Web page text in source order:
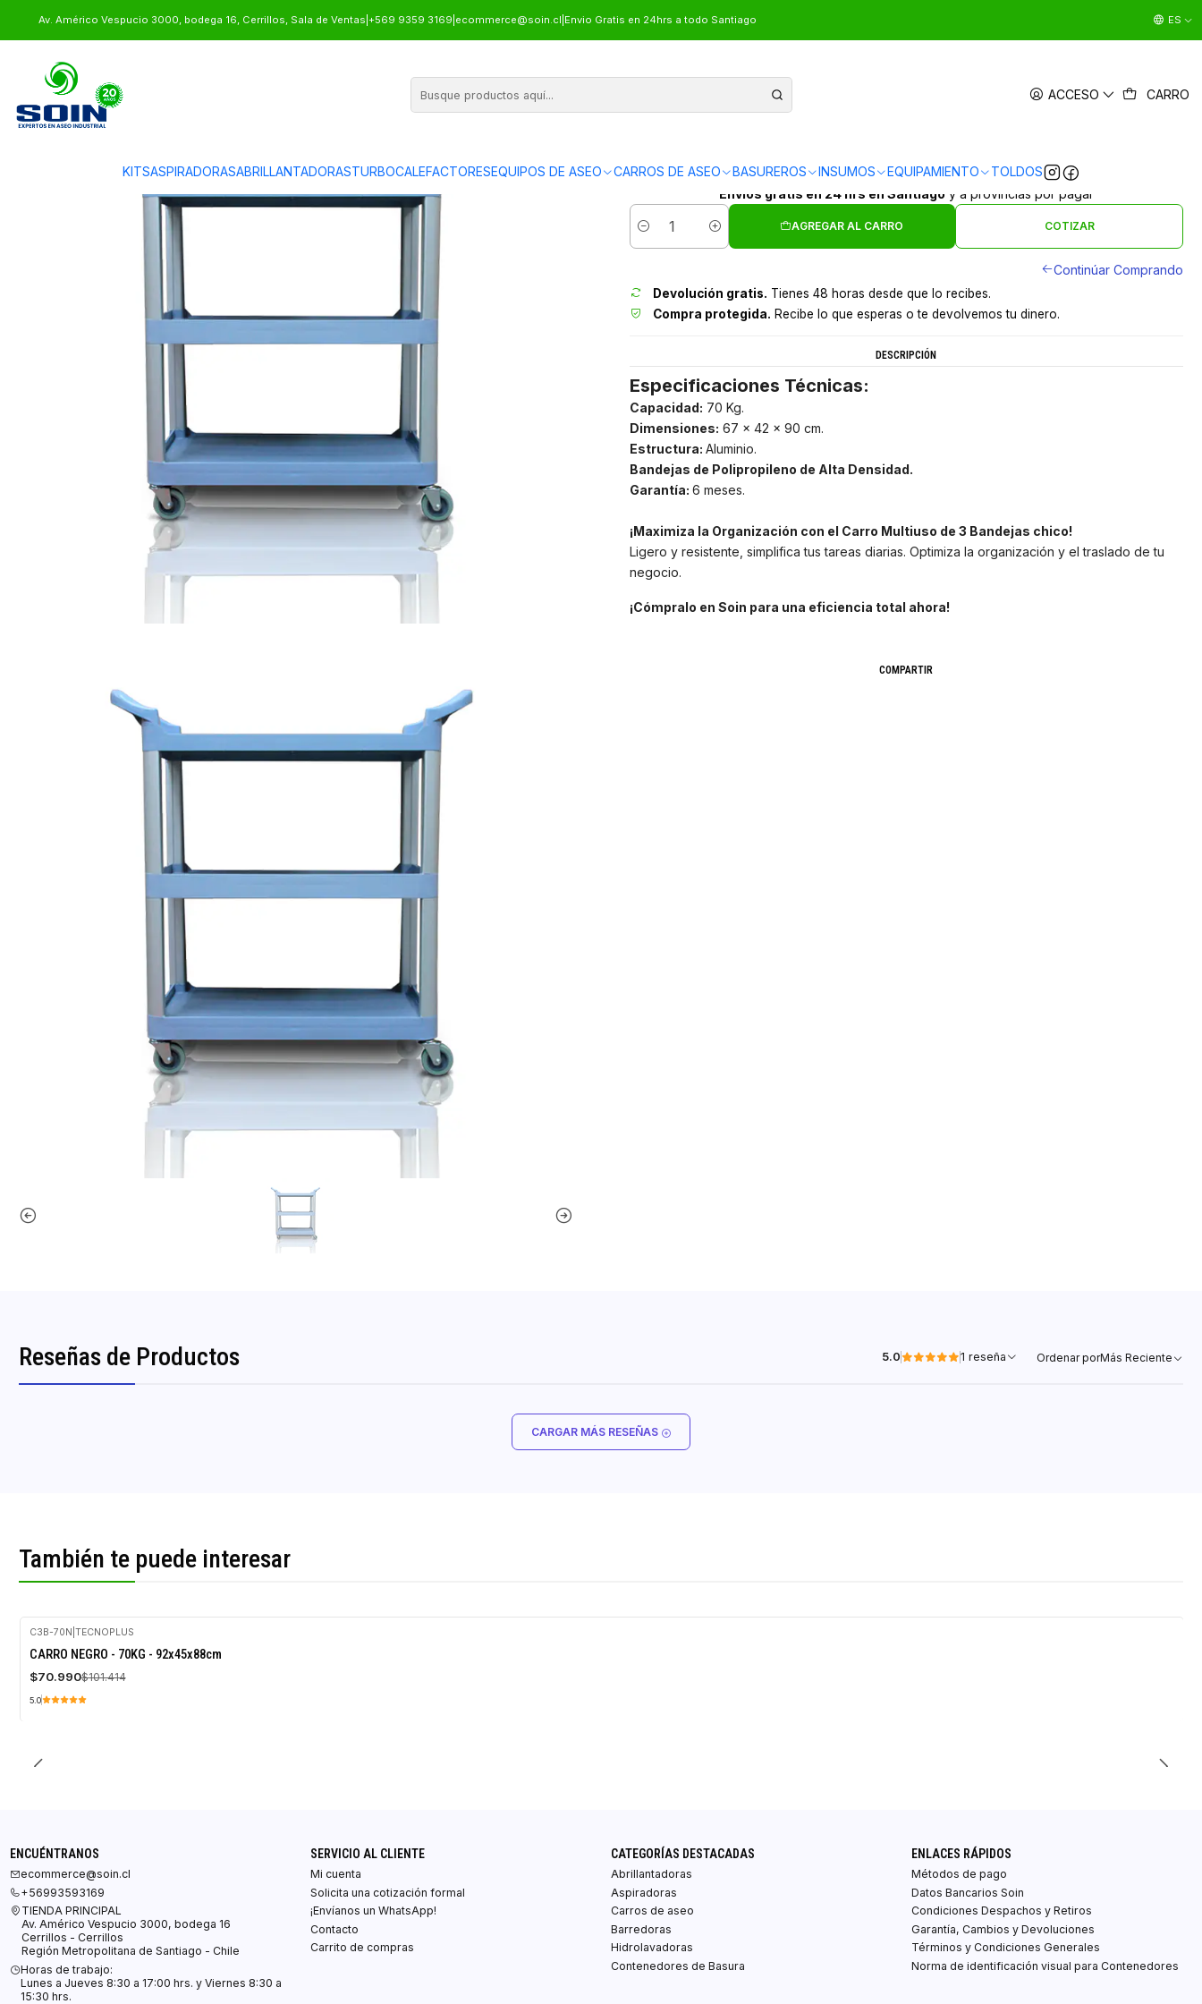
ACCESO CARRO
KITSASPIRADORASABRILLANTADORASTURBOCALEFACTORESEQUIPOS DE ASEO CARROS DE ASEO BASUREROS INSUMOS EQUIPAMIENTO TOLDOS
Av. Américo Vespucio 3000, bodega 16, Cerrillos, Sala de Ventas +569 9359 3169 ecommerce@soin.cl Envio Gratis en 24hrs a todo Santiago ES
Inicio CARROS DE ASEO CARROS DE SERVICIO CARRO ALUMINIO - 70KG - 67x42x90cm
CARRO ALUMINIO - 70KG - 67x42x90cm
Ver Medios de Pago
Envíos gratis en 24 hrs en Santiago y a provincias por pagar
Cantidad
AGREGAR AL CARRO COTIZAR
Continúar Comprando
Devolución gratis. Tienes 48 horas desde que lo recibes.
Compra protegida. Recibe lo que esperas o te devolvemos tu dinero.
DESCRIPCIÓN
Especificaciones Técnicas:
Capacidad: 70 Kg.
Dimensiones: 67 x 42 x 90 cm.
Estructura: Aluminio.
Bandejas de Polipropileno de Alta Densidad.
Garantía: 6 meses.
¡Maximiza la Organización con el Carro Multiuso de 3 Bandejas chico!
Ligero y resistente, simplifica tus tareas diarias. Optimiza la organización y el traslado de tu
negocio.
¡Cómpralo en Soin para una eficiencia total ahora!
COMPARTIR
Reseñas de Productos 5.0 1 reseña Ordenar porMás Reciente
CARGAR MÁS RESEÑAS
También te puede interesar
-30%
OFF
Agotado
C3B-70N TECNOPLUS
CARRO NEGRO - 70KG - 92x45x88cm
$70.990$101.414
5.0
ENCUÉNTRANOS
ecommerce@soin.cl
+56993593169
TIENDA PRINCIPAL
Av. Américo Vespucio 3000, bodega 16
Cerrillos - Cerrillos
Región Metropolitana de Santiago - Chile
Horas de trabajo:
Lunes a Jueves 8:30 a 17:00 hrs. y Viernes 8:30 a
15:30 hrs.
SERVICIO AL CLIENTE
Mi cuenta
Solicita una cotización formal
¡Envíanos un WhatsApp!
Contacto
Carrito de compras
CATEGORÍAS DESTACADAS
Abrillantadoras
Aspiradoras
Carros de aseo
Barredoras
Hidrolavadoras
Contenedores de Basura
ENLACES RÁPIDOS
Métodos de pago
Datos Bancarios Soin
Condiciones Despachos y Retiros
Garantía, Cambios y Devoluciones
Términos y Condiciones Generales
Norma de identificación visual para Contenedores